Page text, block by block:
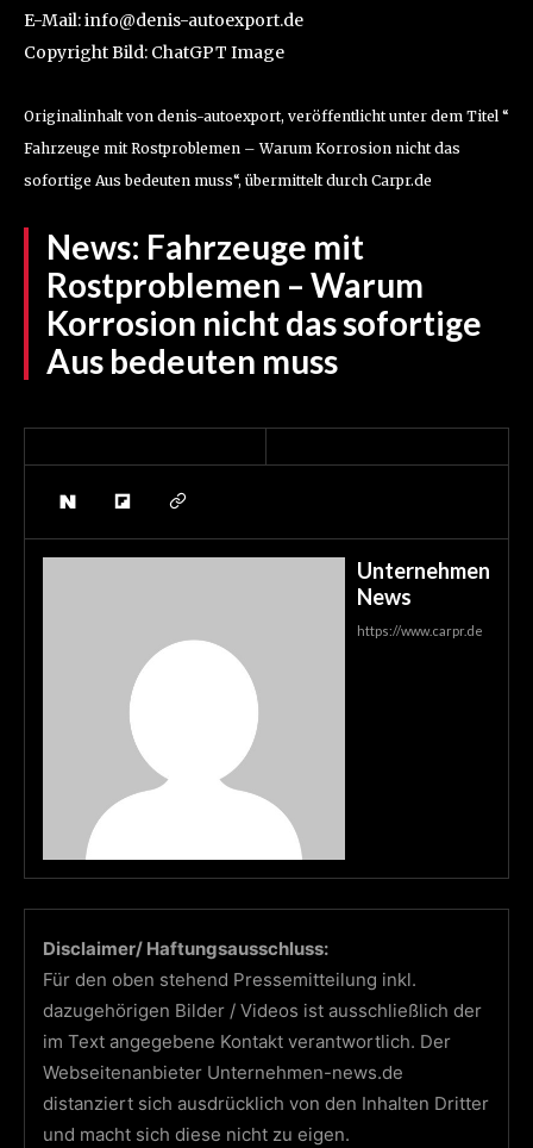
E-Mail: info@denis-autoexport.de
Copyright Bild: ChatGPT Image
Originalinhalt von denis-autoexport, veröffentlicht unter dem Titel “
Fahrzeuge mit Rostproblemen – Warum Korrosion nicht das
sofortige Aus bedeuten muss“, übermittelt durch Carpr.de
News: Fahrzeuge mit
Rostproblemen – Warum
Korrosion nicht das sofortige
Aus bedeuten muss
Unternehmen
News
https://www.carpr.de
Disclaimer/ Haftungsausschluss:
Für den oben stehend Pressemitteilung inkl.
dazugehörigen Bilder / Videos ist ausschließlich der
im Text angegebene Kontakt verantwortlich. Der
Webseitenanbieter Unternehmen-news.de
distanziert sich ausdrücklich von den Inhalten Dritter
und macht sich diese nicht zu eigen.